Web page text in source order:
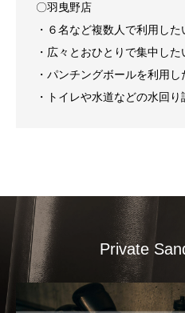
〇羽曳野店
・６名など複数人で利用した
・広々とおひとりで集中した
・パンチングボールを利用し
・トイレや水道などの水回
Private